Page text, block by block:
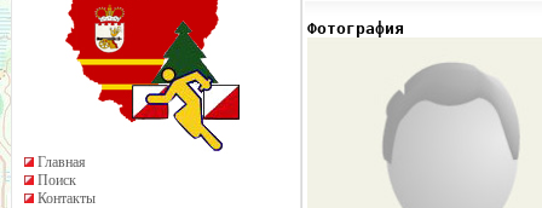
Главная
Поиск
Контакты
Фотография